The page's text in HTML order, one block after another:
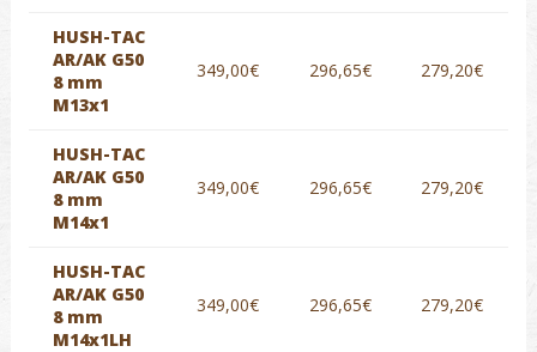
HUSH-TAC
AR/AK G50
8 mm
M13x1
349,00€ 296,65€ 279,20€
HUSH-TAC
AR/AK G50
8 mm
M14x1
349,00€ 296,65€ 279,20€
HUSH-TAC
AR/AK G50
8 mm
M14x1LH
349,00€ 296,65€ 279,20€